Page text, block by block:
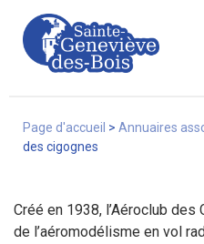
La Ville
Page d'accueil > Annuaires
des cigognes
Créé en 1938, l’Aéroclub
de l’aéromodélisme en vol